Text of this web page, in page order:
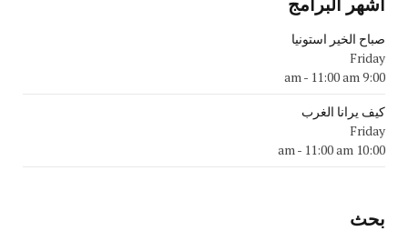
صباح الخير استونيا
Friday
9:00 am
- 11:00 am
كيف يرانا الغرب
Friday
10:00 am
- 11:00 am
بحث